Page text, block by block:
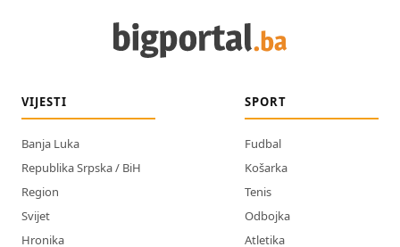
VIJESTI
Banja Luka
Republika Srpska / BiH
Region
Svijet
Hronika
SPORT
Fudbal
Košarka
Tenis
Odbojka
Atletika